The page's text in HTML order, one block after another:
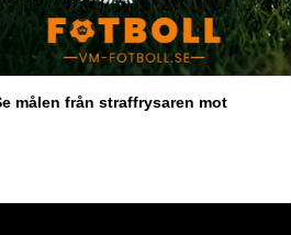
målen från straffrysaren mot